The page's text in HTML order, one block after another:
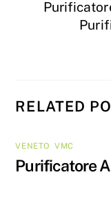
RELATED
VENETO ,VMC
Purificatore